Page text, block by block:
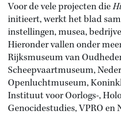
Voor de vele projecten die
initieert, werkt het blad
instellingen, musea,
Hieronder vallen onder
Rijksmuseum van
Scheepvaartmuseum,
Openluchtmuseum,
Instituut voor Oorlogs-,
Genocidestudies, VPRO en